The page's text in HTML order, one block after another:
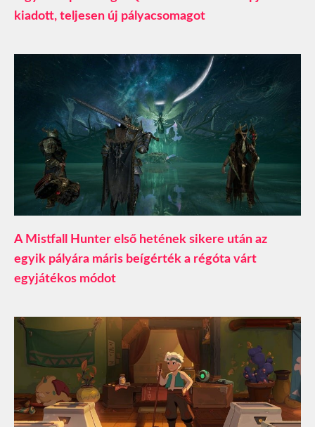
kiadott, teljesen új pályacsomagot
A Mistfall Hunter első hetének sikere után az
egyik pályára máris beígérték a régóta várt
egyjátékos módot